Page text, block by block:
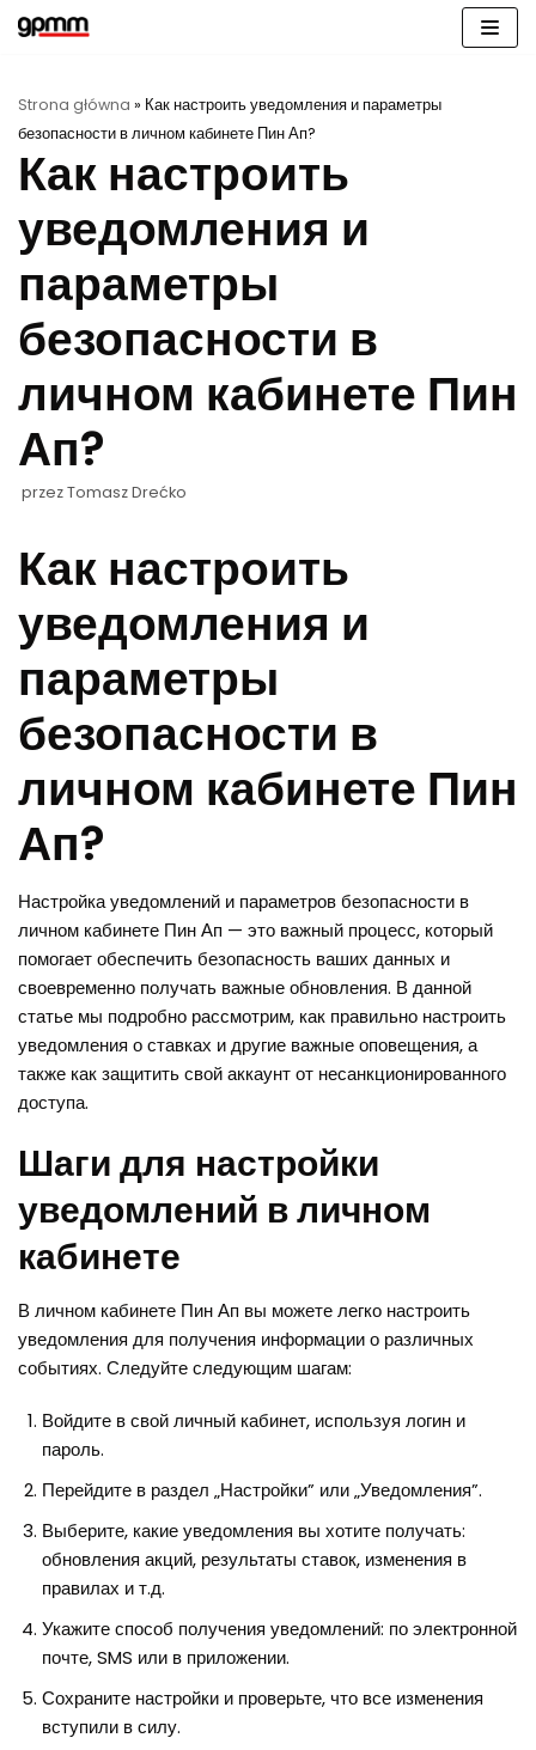
Przejdź
Strona główna » Как настроить уведомления и параметры
безопасности в личном кабинете Пин Ап?
Как настроить
уведомления и
параметры
безопасности в
личном кабинете Пин
Ап?
przezTomasz Drećko
Как настроить
уведомления и
параметры
безопасности в
личном кабинете Пин
Ап?
Настройка уведомлений и параметров безопасности в
личном кабинете Пин Ап — это важный процесс, который
помогает обеспечить безопасность ваших данных и
своевременно получать важные обновления. В данной
статье мы подробно рассмотрим, как правильно настроить
уведомления о ставках и другие важные оповещения, а
также как защитить свой аккаунт от несанкционированного
доступа.
Шаги для настройки
уведомлений в личном
кабинете
В личном кабинете Пин Ап вы можете легко настроить
уведомления для получения информации о различных
событиях. Следуйте следующим шагам:
Войдите в свой личный кабинет, используя логин и
пароль.
Перейдите в раздел „Настройки” или „Уведомления”.
Выберите, какие уведомления вы хотите получать:
обновления акций, результаты ставок, изменения в
правилах и т.д.
Укажите способ получения уведомлений: по электронной
почте, SMS или в приложении.
Сохраните настройки и проверьте, что все изменения
вступили в силу.